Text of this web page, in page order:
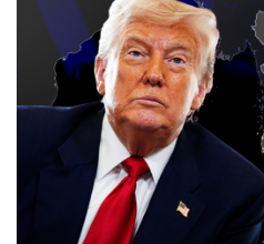
SHARE TWEET